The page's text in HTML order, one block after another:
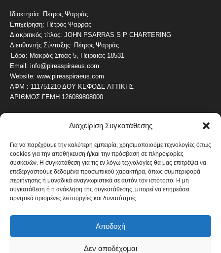
Διαχείριση Συγκατάθεσης
Για να παρέχουμε την καλύτερη εμπειρία, χρησιμοποιούμε τεχνολογίες όπως
cookies για την αποθήκευση ή/και την πρόσβαση σε πληροφορίες
συσκευών. Η συγκατάθεση για τις εν λόγω τεχνολογίες θα μας επιτρέψει να
επεξεργαστούμε δεδομένα προσωπικού χαρακτήρα, όπως συμπεριφορά
περιήγησης ή μοναδικά αναγνωριστικά σε αυτόν τον ιστότοπο. Η μη
συγκατάθεση ή η ανάκληση της συγκατάθεσης, μπορεί να επηρεάσει
αρνητικά ορισμένες λειτουργίες και δυνατότητες.
Αποδοχή
Δεν αποδέχομαι
Ιδιοκτησία: Πέτρος Ψαρράς
Επιχείρηση: Πέτρος Ψαρράς
Διακριτικός τίτλος: JOHN PSARRAS S P CHARTERING
Διευθυντής Σύνταξης: Πέτρος Ψαρράς
Έδρα: Μακράς Στοάς 5, Πειραιάς 18531
Email: info@pireaspiraeus.com
Website: www.pireaspiraeus.com
ΑΦΜ : 111751210 ΔΟΥ ΚΕΦΟΔΕ ΑΤΤΙΚΗΣ
ΑΡΙΘΜΟΣ ΓΕΜΗ 126089808000
ΔΗΜΟΦΙΛΗ ΚΑΤΗΓΟΡΙΑ
ΝΕΑ ΤΟΥ ΠΕΙΡΑΙΑ
ΟΛΥΜΠΙΑΚΟΣ
ΑΛΛΑ ΚΟΙΝΩΝΙΚΑ
ΕΙΔΗΣΕΙΣ ΝΑΥΤΙΛΙΑ
ΟΙΚΟΝΟΜΙΚΑ
ΚΑΛΛΙΤΕΧΝΙΚΑ 822